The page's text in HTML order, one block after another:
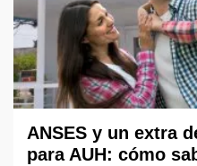
ANSES y un extra
para AUH: cómo